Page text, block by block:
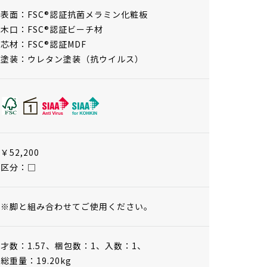
表面：FSC®認証抗菌メラミン化粧板
木口：FSC®認証ビーチ材
芯材：FSC®認証MDF
塗装：ウレタン塗装（抗ウイルス）
￥52,200
区分：□
※脚と組み合わせてご使用ください。
才数：1.57、 梱包数：1、 入数：1、
総重量：19.20kg